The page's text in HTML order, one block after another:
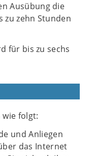
Ausübung die
zu zehn Stunden
für bis zu sechs
folgt:
und Anliegen
das Internet